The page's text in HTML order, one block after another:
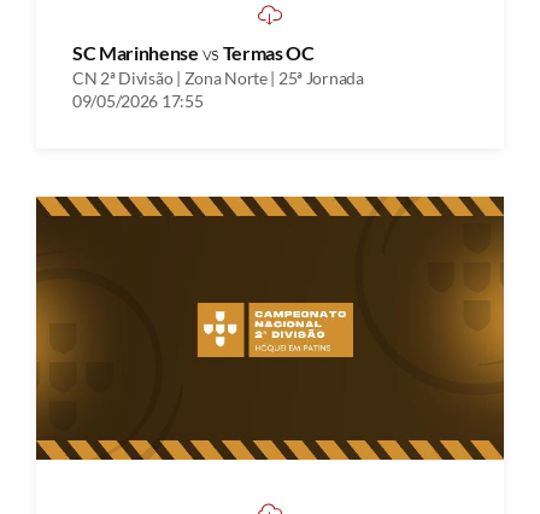
SC Marinhense vs Termas OC
CN 2ª Divisão | Zona Norte | 25ª Jornada
09/05/2026 17:55